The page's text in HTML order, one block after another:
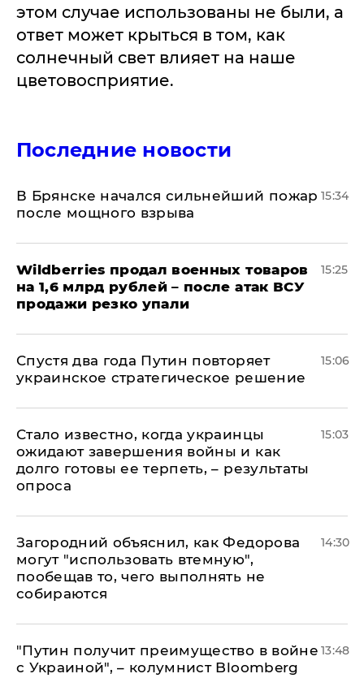
этом случае использованы не были, а
ответ может крыться в том, как
солнечный свет влияет на наше
цветовосприятие.
Последние новости
В Брянске начался сильнейший пожар
после мощного взрыва
15:34
​Wildberries продал военных товаров
на 1,6 млрд рублей – после атак ВСУ
продажи резко упали
15:25
Спустя два года Путин повторяет
украинское стратегическое решение
15:06
Стало известно, когда украинцы
ожидают завершения войны и как
долго готовы ее терпеть, – результаты
опроса
15:03
Загородний объяснил, как Федорова
могут "использовать втемную",
пообещав то, чего выполнять не
собираются
14:30
"Путин получит преимущество в войне
с Украиной", – колумнист Bloomberg
13:48